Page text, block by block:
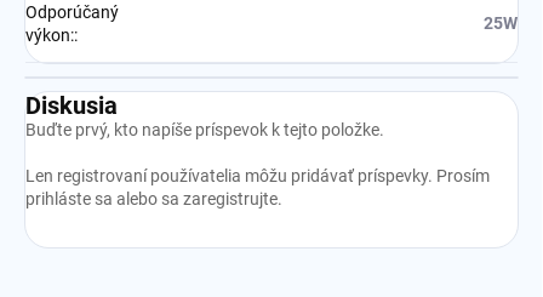
Odporúčaný
výkon::
25W
Diskusia
Buďte prvý, kto napíše príspevok k tejto položke.
Len registrovaní používatelia môžu pridávať príspevky. Prosím
prihláste sa alebo sa zaregistrujte.